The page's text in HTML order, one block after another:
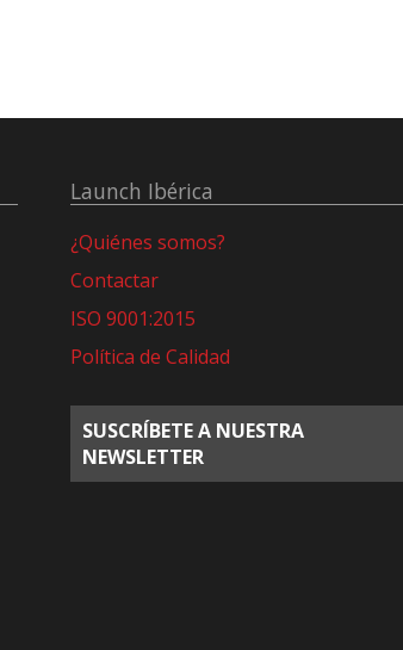
Launch Ibérica
¿Quiénes somos?
Contactar
ISO 9001:2015
Política de Calidad
SUSCRÍBETE A NUESTRA
NEWSLETTER